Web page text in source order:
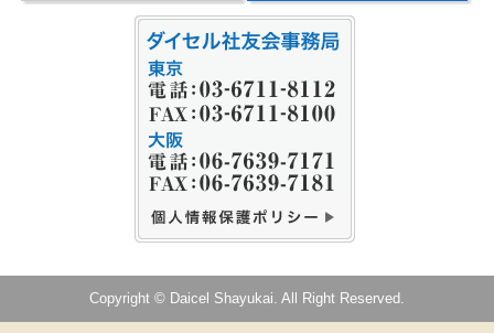
Copyright © Daicel Shayukai. All Right Reserved.